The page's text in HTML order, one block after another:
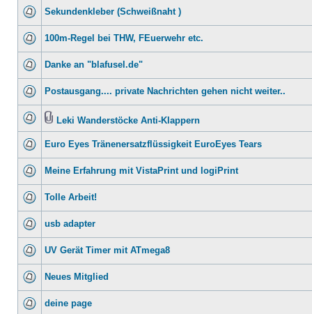
Sekundenkleber (Schweißnaht )
100m-Regel bei THW, FEuerwehr etc.
Danke an "blafusel.de"
Postausgang.... private Nachrichten gehen nicht weiter..
Leki Wanderstöcke Anti-Klappern
Euro Eyes Tränenersatzflüssigkeit EuroEyes Tears
Meine Erfahrung mit VistaPrint und logiPrint
Tolle Arbeit!
usb adapter
UV Gerät Timer mit ATmega8
Neues Mitglied
deine page